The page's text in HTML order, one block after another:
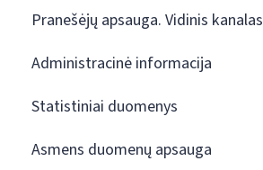
Pranešėjų apsauga. Vidinis kanalas
Administracinė informacija
Statistiniai duomenys
Asmens duomenų apsauga